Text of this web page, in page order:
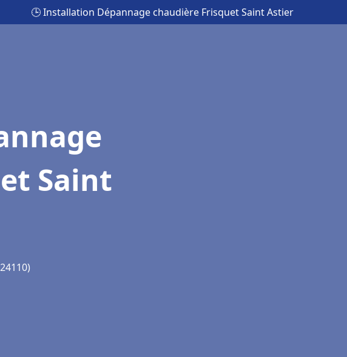
🕒 Installation Dépannage chaudière Frisquet Saint Astier
Saint